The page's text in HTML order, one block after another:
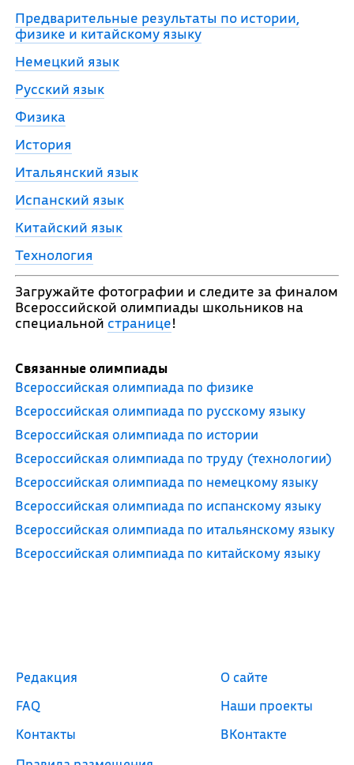
Предварительные результаты по истории,
физике и китайскому языку
Немецкий язык
Русский язык
Физика
История
Итальянский язык
Испанский язык
Китайский язык
Технология
Загружайте фотографии и следите за финалом
Всероссийской олимпиады школьников на
специальной странице!
Связанные олимпиады
Всероссийская олимпиада по физике
Всероссийская олимпиада по русскому языку
Всероссийская олимпиада по истории
Всероссийская олимпиада по труду (технологии)
Всероссийская олимпиада по немецкому языку
Всероссийская олимпиада по испанскому языку
Всероссийская олимпиада по итальянскому языку
Всероссийская олимпиада по китайскому языку
Редакция
FAQ
Контакты
О сайте
Наши проекты
ВКонтакте